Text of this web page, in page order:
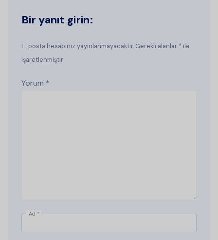
Bir yanıt girin:
E-posta hesabınız yayınlanmayacaktır. Gerekli alanlar * ile
işaretlenmiştir
Yorum *
Ad *